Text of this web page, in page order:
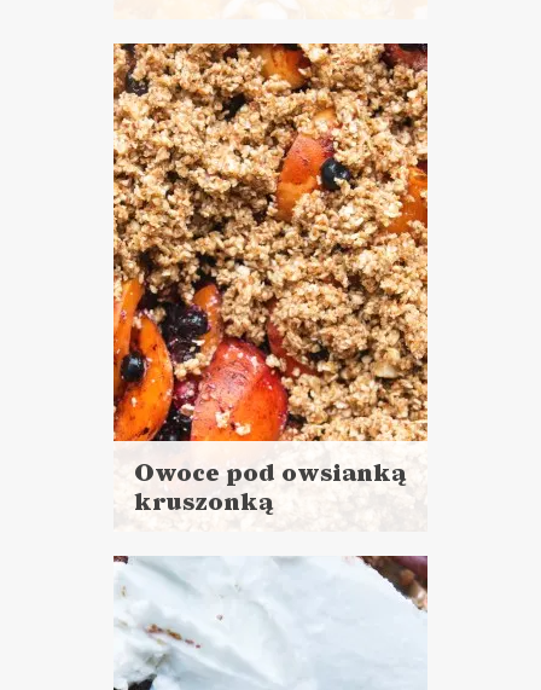
więcej
Czas przygotowania: 15 minut
ŚNIADANIA
POWRÓT DO SZKOŁY ?
Owoce pod owsianką
kruszonką
więcej
Czas przygotowania:
do 45 minut
CIASTA I DESERY
LUNCHE DO PRACY
ŚNIADANIA
WALENTYNKI ?